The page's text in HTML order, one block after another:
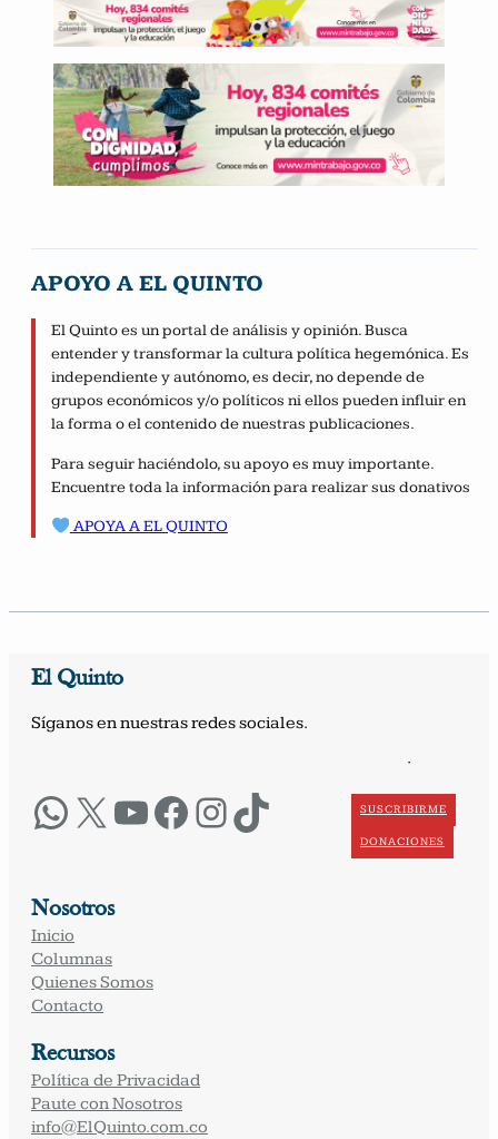
APOYO A EL QUINTO
El Quinto es un portal de análisis y opinión. Busca
entender y transformar la cultura política hegemónica. Es
independiente y autónomo, es decir, no depende de
grupos económicos y/o políticos ni ellos pueden influir en
la forma o el contenido de nuestras publicaciones.
Para seguir haciéndolo, su apoyo es muy importante.
Encuentre toda la información para realizar sus donativos
APOYA A EL QUINTO
El Quinto
Síganos en nuestras redes sociales.
WhatsApp X YouTube Facebook InstagramTikTok
·
SUSCRIBIRME
DONACIONES
Nosotros
Inicio
Columnas
Quienes Somos
Contacto
Recursos
Política de Privacidad
Paute con Nosotros
info@ElQuinto.com.co